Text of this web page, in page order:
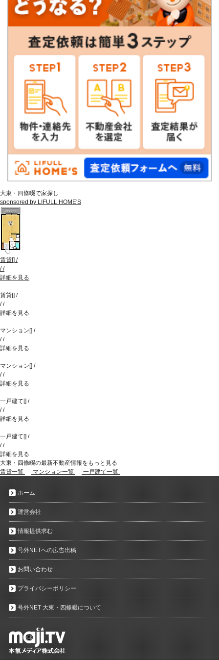
大東・四條畷で家探し
sponsored by LIFULL HOME'S
賃貸[] /
//
詳細を見る
賃貸[] /
//
詳細を見る
マンション[] /
//
詳細を見る
マンション[] /
//
詳細を見る
一戸建て[] /
//
詳細を見る
一戸建て[] /
//
詳細を見る
大東・四條畷の最新不動産情報をもっと見る
賃貸一覧
マンション一覧 一戸建て一覧
ホーム
運営会社
情報提供求む
号外NETへの広告出稿
お問い合わせ
プライバシーポリシー
号外NET 大東・四條畷について